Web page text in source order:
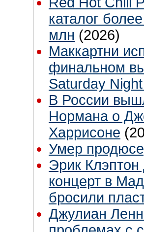
каталог
млн (2026)
Маккартни
финальном
Saturday
В России
Нормана о
Харрисоне
Умер
Эрик
концерт в
бросили
Джулиан